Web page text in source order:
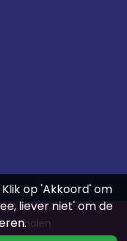
op 'Akkoord' om
liever niet' om de
Scholen